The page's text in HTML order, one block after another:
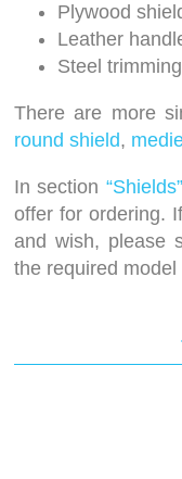
Plywood
Leather
Steel trimming
There are more
round shield,
In section “Shields”
offer for ordering.
and wish, please
the required